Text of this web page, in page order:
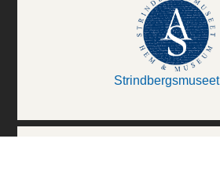
Strindbergsmuseet